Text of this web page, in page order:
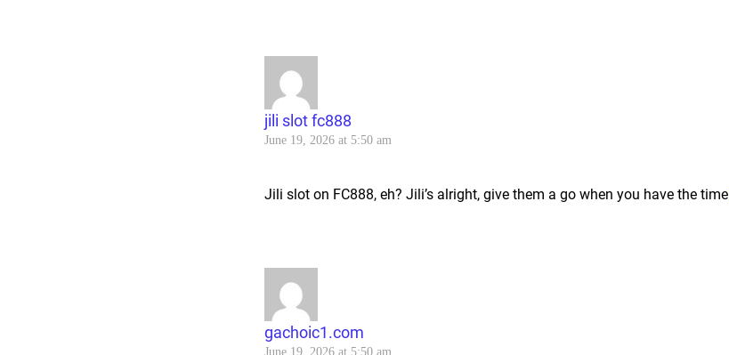
jili slot fc888
June 19, 2026 at 5:50 am
Jili slot on FC888, eh? Jili’s alright, give them a go when you have the time
gachoic1.com
June 19, 2026 at 5:50 am